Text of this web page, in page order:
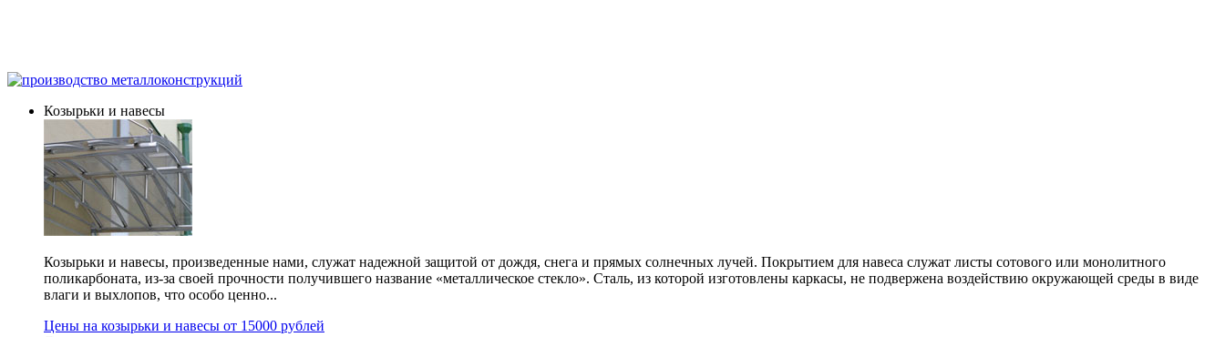
Козырьки и навесы
Козырьки и навесы, произведенные нами, служат надежной защитой от дождя, снега и прямых солнечных лучей. Покрытием для навеса служат листы сотового или монолитного
поликарбоната, из-за своей прочности получившего название «металлическое стекло». Сталь, из которой изготовлены каркасы, не подвержена воздействию окружающей среды в виде
влаги и выхлопов, что особо ценно...
Цены на козырьки и навесы от 15000 рублей